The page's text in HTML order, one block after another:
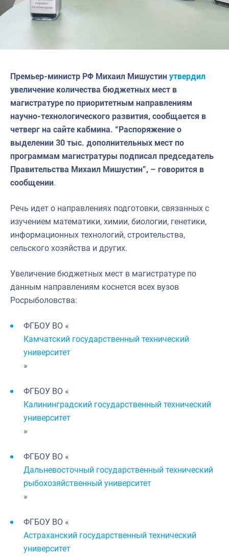
Премьер-министр РФ Михаил Мишустин утвердил
увеличение количества бюджетных мест в
магистратуре по приоритетным направлениям
научно-технологического развития, сообщается в
четверг на сайте кабмина. “Распоряжение о
выделении 30 тыс. дополнительных мест по
программам магистратуры подписал председатель
Правительства Михаил Мишустин”, – говорится в
сообщении.
Речь идет о направлениях подготовки, связанных с
изучением математики, химии, биологии, генетики,
информационных технологий, строительства,
сельского хозяйства и других.
Увеличение бюджетных мест в магистратуре по
данным направлениям коснется всех вузов
Росрыболовства:
ФГБОУ ВО «
Камчатский государственный технический
университет
»
ФГБОУ ВО «
Калининградский государственный технический
университет
»
ФГБОУ ВО «
Дальневосточный государственный технический
рыбохозяйственный университет
»
ФГБОУ ВО «
Астраханский государственный технический
университет